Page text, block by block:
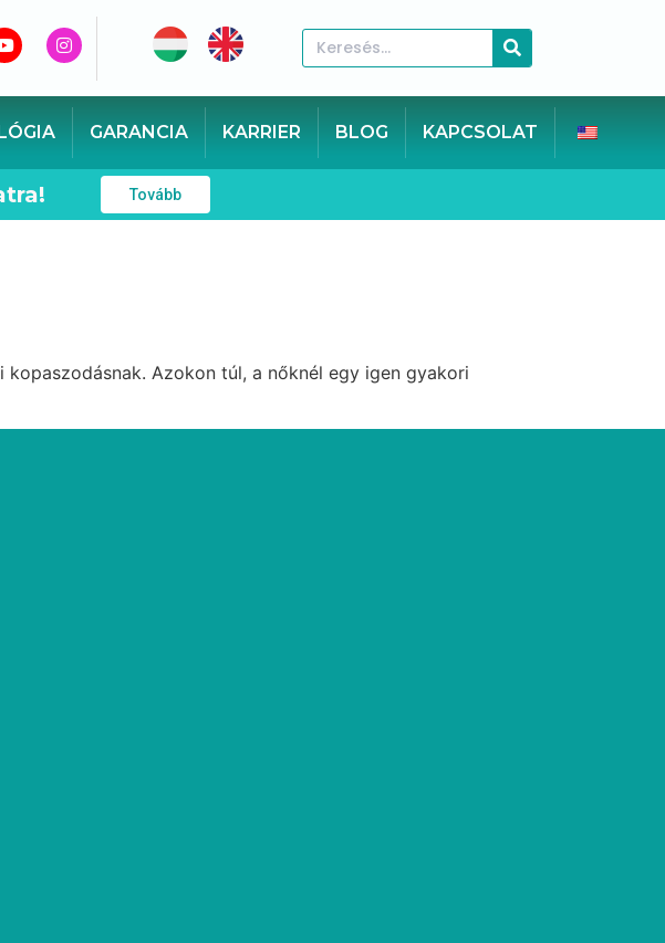
GARANCIA KARRIER BLOG KAPCSOLAT
Tovább
Azokon túl, a nőknél egy igen gyakori